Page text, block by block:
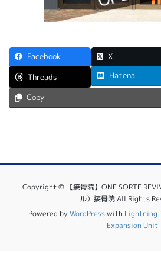
Facebook X
Threads
Hatena
Copy
Copyright © 【接骨院】ONE SORTE
ル）接骨院 All Rights
Powered by WordPresswith Lightning
Expansion Unit